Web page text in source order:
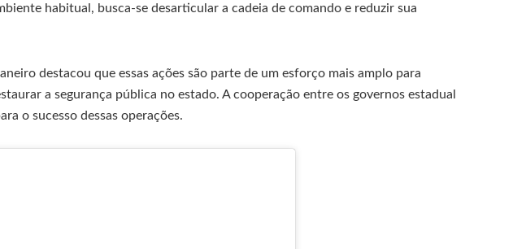
habitual, busca-se desarticular a cadeia de comando e reduzir sua
destacou que essas ações são parte de um esforço mais amplo para
a segurança pública no estado. A cooperação entre os governos estadual
o sucesso dessas operações.